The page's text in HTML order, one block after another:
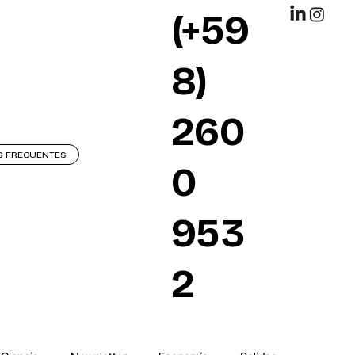
FRECUENTES
(+59
8)
260
0
953
2